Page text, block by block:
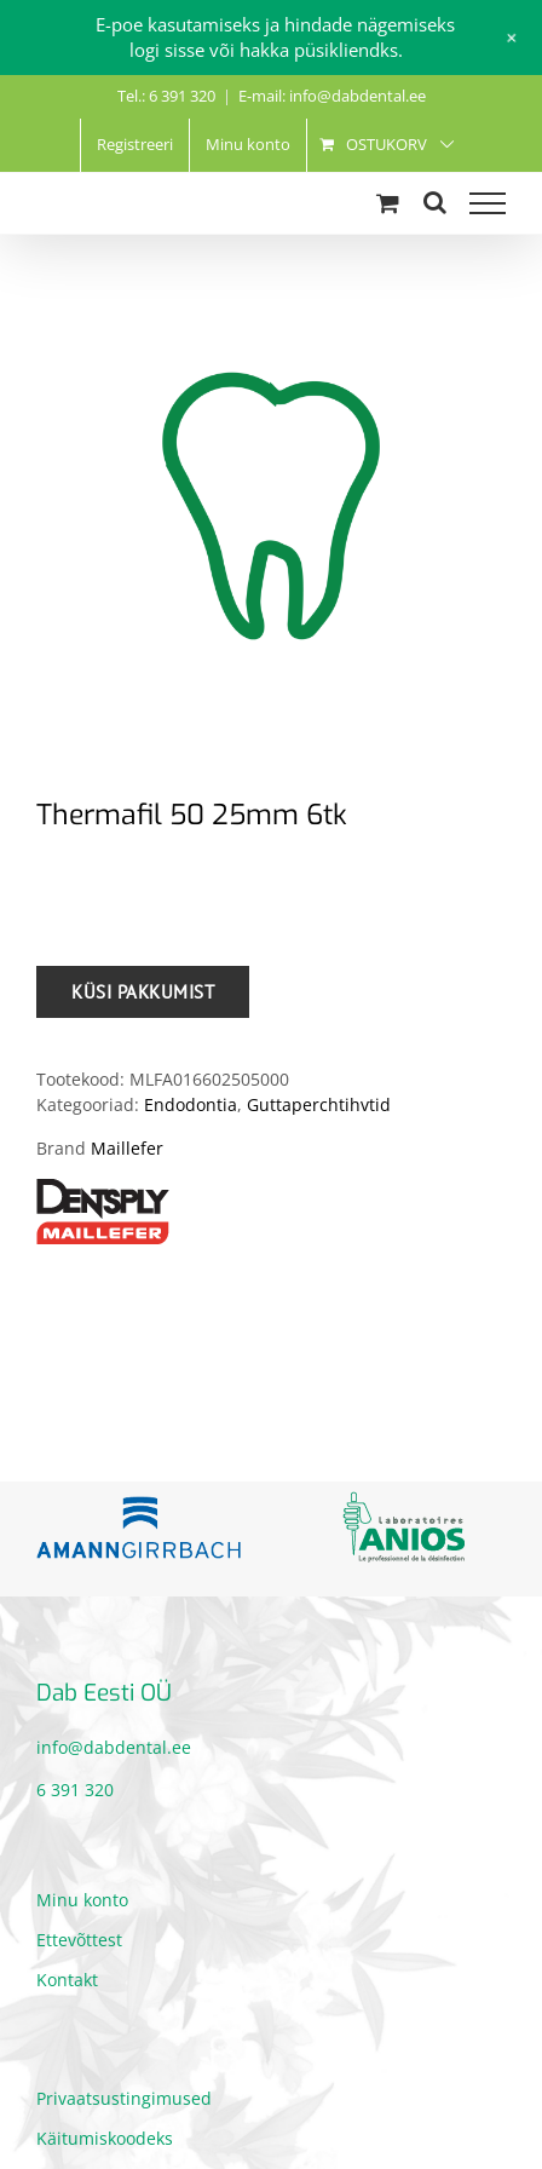
Tel.: 6 391 320 | E-mail: info@dabdental.ee
Registreeri Minu konto OSTUKORV
Thermafil 50 25mm 6tk
Tootekood: MLFA016602505000
Kategooriad: Endodontia, Guttaperchtihvtid
Brand Maillefer
Dab Eesti OÜ
info@dabdental.ee
6 391 320
Minu konto
Ettevõttest
Kontakt
Privaatsustingimused
Käitumiskoodeks
E-poe kasutamiseks ja hindade nägemiseks
logi sisse või hakka püsikliendks.
+